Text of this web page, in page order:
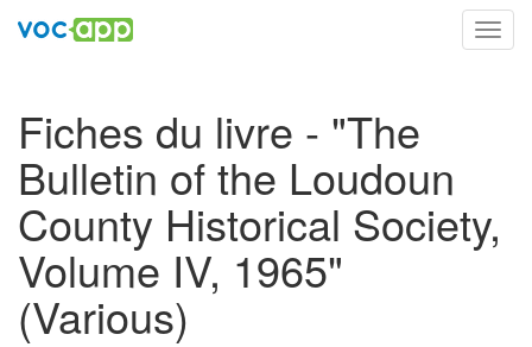
Fiches du livre - "The
Bulletin of the Loudoun
County Historical Society,
Volume IV, 1965"
(Various)